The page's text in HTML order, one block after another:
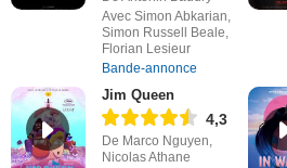
Avec Simon Abkarian,
Simon Russell Beale,
Florian Lesieur
Bande-annonce
Jim Queen
4,3
De Marco Nguyen,
Nicolas Athane